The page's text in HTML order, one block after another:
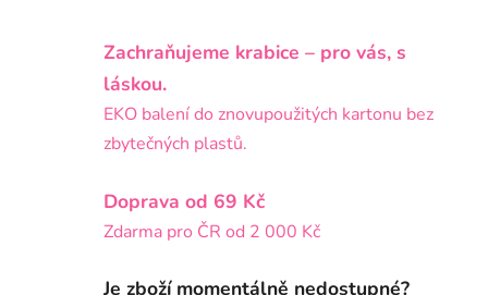
Zachraňujeme krabice – pro vás, s
láskou.
EKO balení do znovupoužitých kartonu bez
zbytečných plastů.
Doprava od 69 Kč
Zdarma pro ČR od 2 000 Kč
Je zboží momentálně nedostupné?